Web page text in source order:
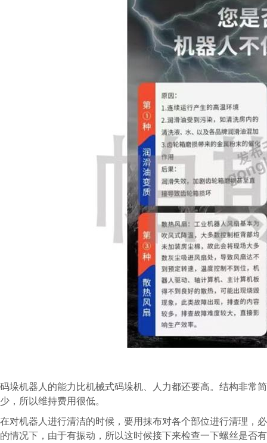
码垛机器人的能力比机械式码垛机、人力都还要高。结构非常
少，所以维持费用很低。
在对机器人进行清洁的时候，要用抹布对各个部位进行清理，
的情况下，由于有振动，所以这时候接下来检查一下螺丝是否